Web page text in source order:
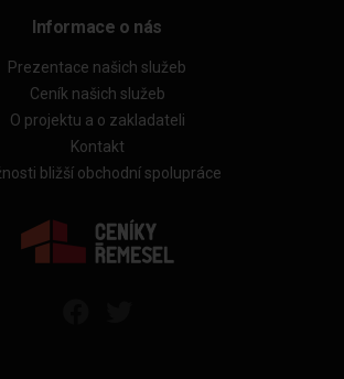
Informace o nás
Prezentace našich služeb
Ceník našich služeb
O projektu a o zakladateli
Kontakt
bližší obchodní spolupráce